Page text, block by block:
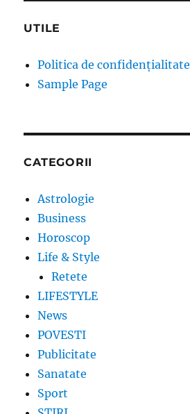
UTILE
Politica de confidențialitate
Sample Page
CATEGORII
Astrologie
Business
Horoscop
Life & Style
Retete
LIFESTYLE
News
POVESTI
Publicitate
Sanatate
Sport